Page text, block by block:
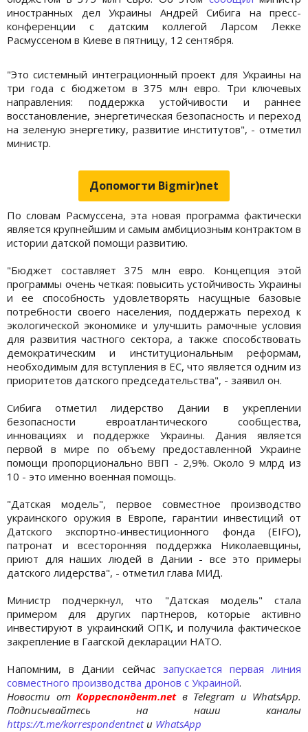
иностранных дел Украины Андрей Сибига на пресс-
конференции с датским коллегой Ларсом Лекке
Расмуссеном в Киеве в пятницу, 12 сентября.
"Это системный интеграционный проект для Украины на
три года с бюджетом в 375 млн евро. Три ключевых
направления: поддержка устойчивости и раннее
восстановление, энергетическая безопасность и переход
на зеленую энергетику, развитие институтов", - отметил
министр.
Допомогти Bigmir)net
По словам Расмуссена, эта новая программа фактически
является крупнейшим и самым амбициозным контрактом в
истории датской помощи развитию.
"Бюджет составляет 375 млн евро. Концепция этой
программы очень четкая: повысить устойчивость Украины
и ее способность удовлетворять насущные базовые
потребности своего населения, поддержать переход к
экологической экономике и улучшить рамочные условия
для развития частного сектора, а также способствовать
демократическим и институциональным реформам,
необходимым для вступления в ЕС, что является одним из
приоритетов датского председательства", - заявил он.
Сибига отметил лидерство Дании в укреплении
безопасности евроатлантического сообщества,
инновациях и поддержке Украины. Дания является
первой в мире по объему предоставленной Украине
помощи пропорционально ВВП - 2,9%. Около 9 млрд из
10 - это именно военная помощь.
"Датская модель", первое совместное производство
украинского оружия в Европе, гарантии инвестиций от
Датского экспортно-инвестиционного фонда (EIFO),
патронат и всесторонняя поддержка Николаевщины,
приют для наших людей в Дании - все это примеры
датского лидерства", - отметил глава МИД.
Министр подчеркнул, что "Датская модель" стала
примером для других партнеров, которые активно
инвестируют в украинский ОПК, и получила фактическое
закрепление в Гаагской декларации НАТО.
Напомним, в Дании сейчас запускается первая линия
совместного производства дронов с Украиной.
Новости отКорреспондент.net в Telegram и WhatsApp.
Подписывайтесь на наши каналы
https://t.me/korrespondentnetи WhatsApp